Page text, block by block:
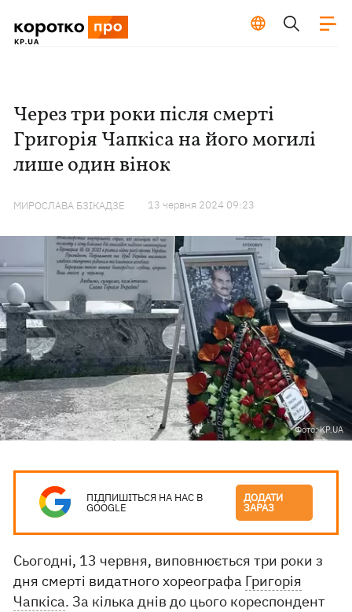
Через три роки після смерті
Григорія Чапкіса на його могилі
лише один вінок
МИРОСЛАВА БЗІКАДЗЕ 13 червня 2024 09:23
Фото: KP.UA
ПІДПИШІТЬСЯ НА НАС В
GOOGLE
ДОДАТИ
ЗАРАЗ
Сьогодні, 13 червня, виповнюється три роки з
дня смерті видатного хореографа Григорія
Чапкіса. За кілька днів до цього кореспондент